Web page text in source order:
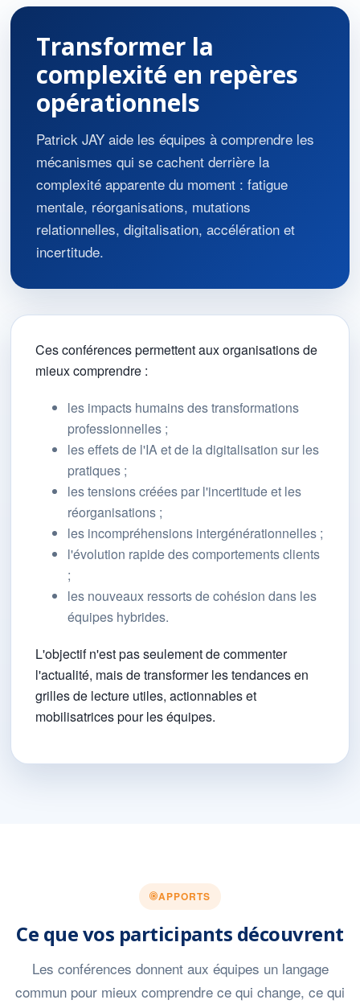
Transformer la
complexité en repères
opérationnels
Patrick JAY aide les équipes à comprendre les
mécanismes qui se cachent derrière la
complexité apparente du moment : fatigue
mentale, réorganisations, mutations
relationnelles, digitalisation, accélération et
incertitude.
Ces conférences permettent aux organisations de
mieux comprendre :
les impacts humains des transformations
professionnelles ;
les effets de l'IA et de la digitalisation sur les
pratiques ;
les tensions créées par l'incertitude et les
réorganisations ;
les incompréhensions intergénérationnelles ;
l'évolution rapide des comportements clients
;
les nouveaux ressorts de cohésion dans les
équipes hybrides.
L'objectif n'est pas seulement de commenter
l'actualité, mais de transformer les tendances en
grilles de lecture utiles, actionnables et
mobilisatrices pour les équipes.
APPORTS
Ce que vos participants découvrent
Les conférences donnent aux équipes un langage
commun pour mieux comprendre ce qui change, ce qui